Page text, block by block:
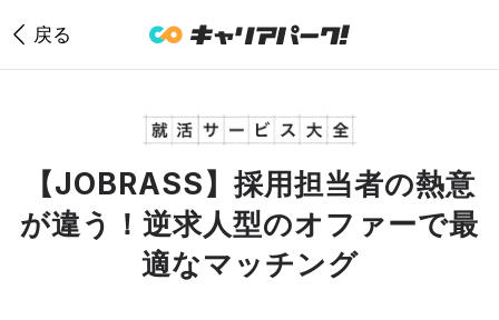
戻る
【JOBRASS】採用担当者の熱意
が違う！逆求人型のオファーで最
適なマッチング